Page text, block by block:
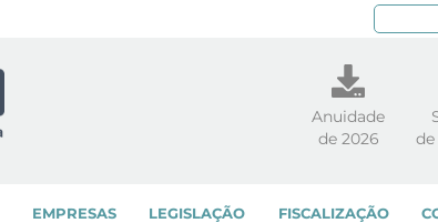
EMPRESAS LEGISLAÇÃO FISCALIZAÇÃO
Anuidade
de 2026
de